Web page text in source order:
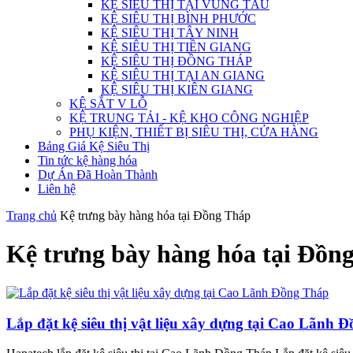
KỆ SIÊU THỊ TẠI VŨNG TÀU
KỆ SIÊU THỊ BÌNH PHƯỚC
KỆ SIÊU THỊ TÂY NINH
KỆ SIÊU THỊ TIỀN GIANG
KỆ SIÊU THỊ ĐỒNG THÁP
KỆ SIÊU THỊ TẠI AN GIANG
KỆ SIÊU THỊ KIÊN GIANG
KỆ SẮT V LỖ
KỆ TRUNG TẢI - KỆ KHO CÔNG NGHIỆP
PHỤ KIỆN, THIẾT BỊ SIÊU THỊ, CỬA HÀNG
Bảng Giá Kệ Siêu Thị
Tin tức kệ hàng hóa
Dự Án Đã Hoàn Thành
Liên hệ
Trang chủ Kệ trưng bày hàng hóa tại Đồng Tháp
Kệ trưng bày hàng hóa tại
Lắp đặt kệ siêu thị vật liệu xây dựng tại Cao Lãnh